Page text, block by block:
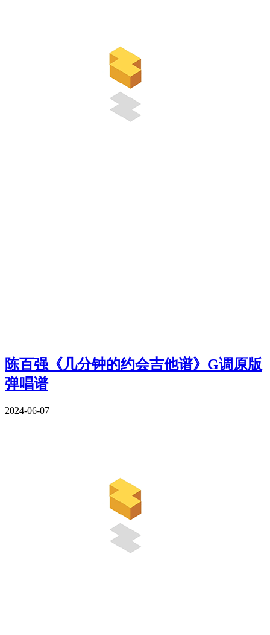
陈百强《几分钟的约会吉他谱》G调原版
弹唱谱
2024-06-07